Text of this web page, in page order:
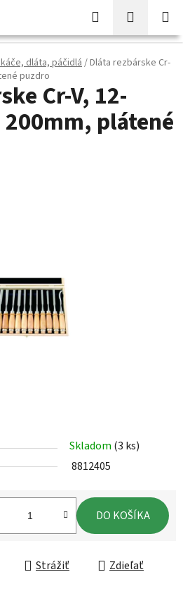
Hľadať
KOŠÍK
dláta, páčidlá/Dláta rezbárske Cr-
puzdro
Skladom (3 ks)
8812405
DO KOŠÍKA
Strážiť Zdieľať
Cr-V, 12-
plátené